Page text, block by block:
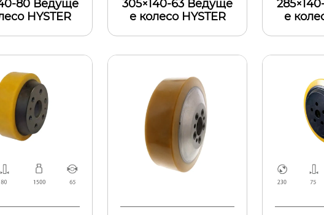
80 Ведуще
HYSTER
305×140-63 Ведуще
е колесо HYSTER
е